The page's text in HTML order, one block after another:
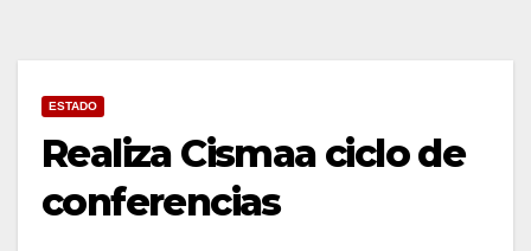
ESTADO
Realiza Cismaa ciclo de
conferencias